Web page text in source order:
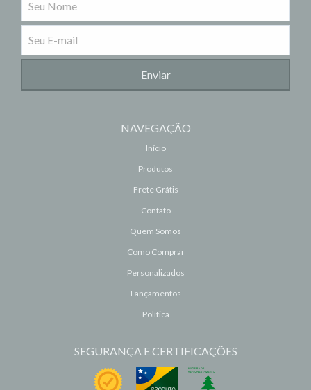
NAVEGAÇÃO
Início
Produtos
Frete Grátis
Contato
Quem Somos
Como Comprar
Personalizados
Lançamentos
Política
SEGURANÇA E CERTIFICAÇÕES